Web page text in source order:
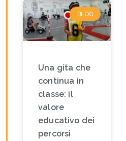
BLOG
Una gita che
continua in
classe: il
valore
educativo dei
percorsi